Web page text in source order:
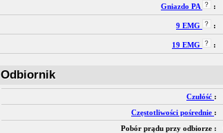
Gniazdo PA :
9 EMG :
19 EMG :
Odbiornik
Czułóść :
Częstotliwości pośrednie :
Pobór prądu przy odbiorze :